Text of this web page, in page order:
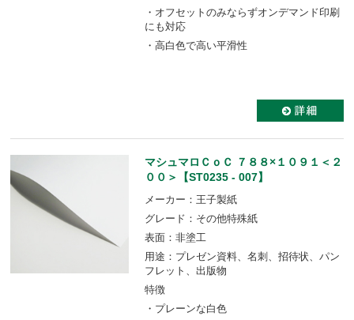
・オフセットのみならずオンデマンド印刷
にも対応
・高白色で高い平滑性
マシュマロＣｏＣ ７８８×１０９１＜２
００＞【ST0235 - 007】
メーカー：王子製紙
グレード：その他特殊紙
表面：非塗工
用途：プレゼン資料、名刺、招待状、パン
フレット、出版物
特徴
・プレーンな白色